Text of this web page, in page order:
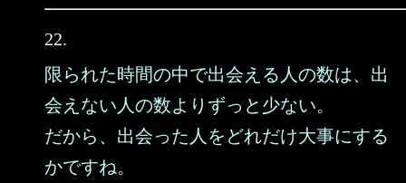
22.
限られた時間の中で出会える人の数は、出
会えない人の数よりずっと少ない。
だから、出会った人をどれだけ大事にする
かですね。